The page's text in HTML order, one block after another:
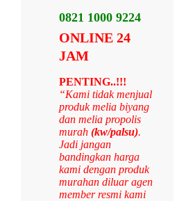
0821 1000 9224
ONLINE 24
JAM
PENTING..!!!
“Kami tidak menjual
produk melia biyang
dan melia propolis
murah (kw/palsu).
Jadi jangan
bandingkan harga
kami dengan produk
murahan diluar agen
member resmi kami